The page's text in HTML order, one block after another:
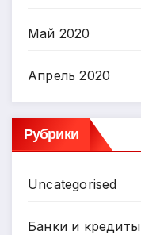
Май 2020
Апрель 2020
Рубрики
Uncategorised
Банки и кредиты